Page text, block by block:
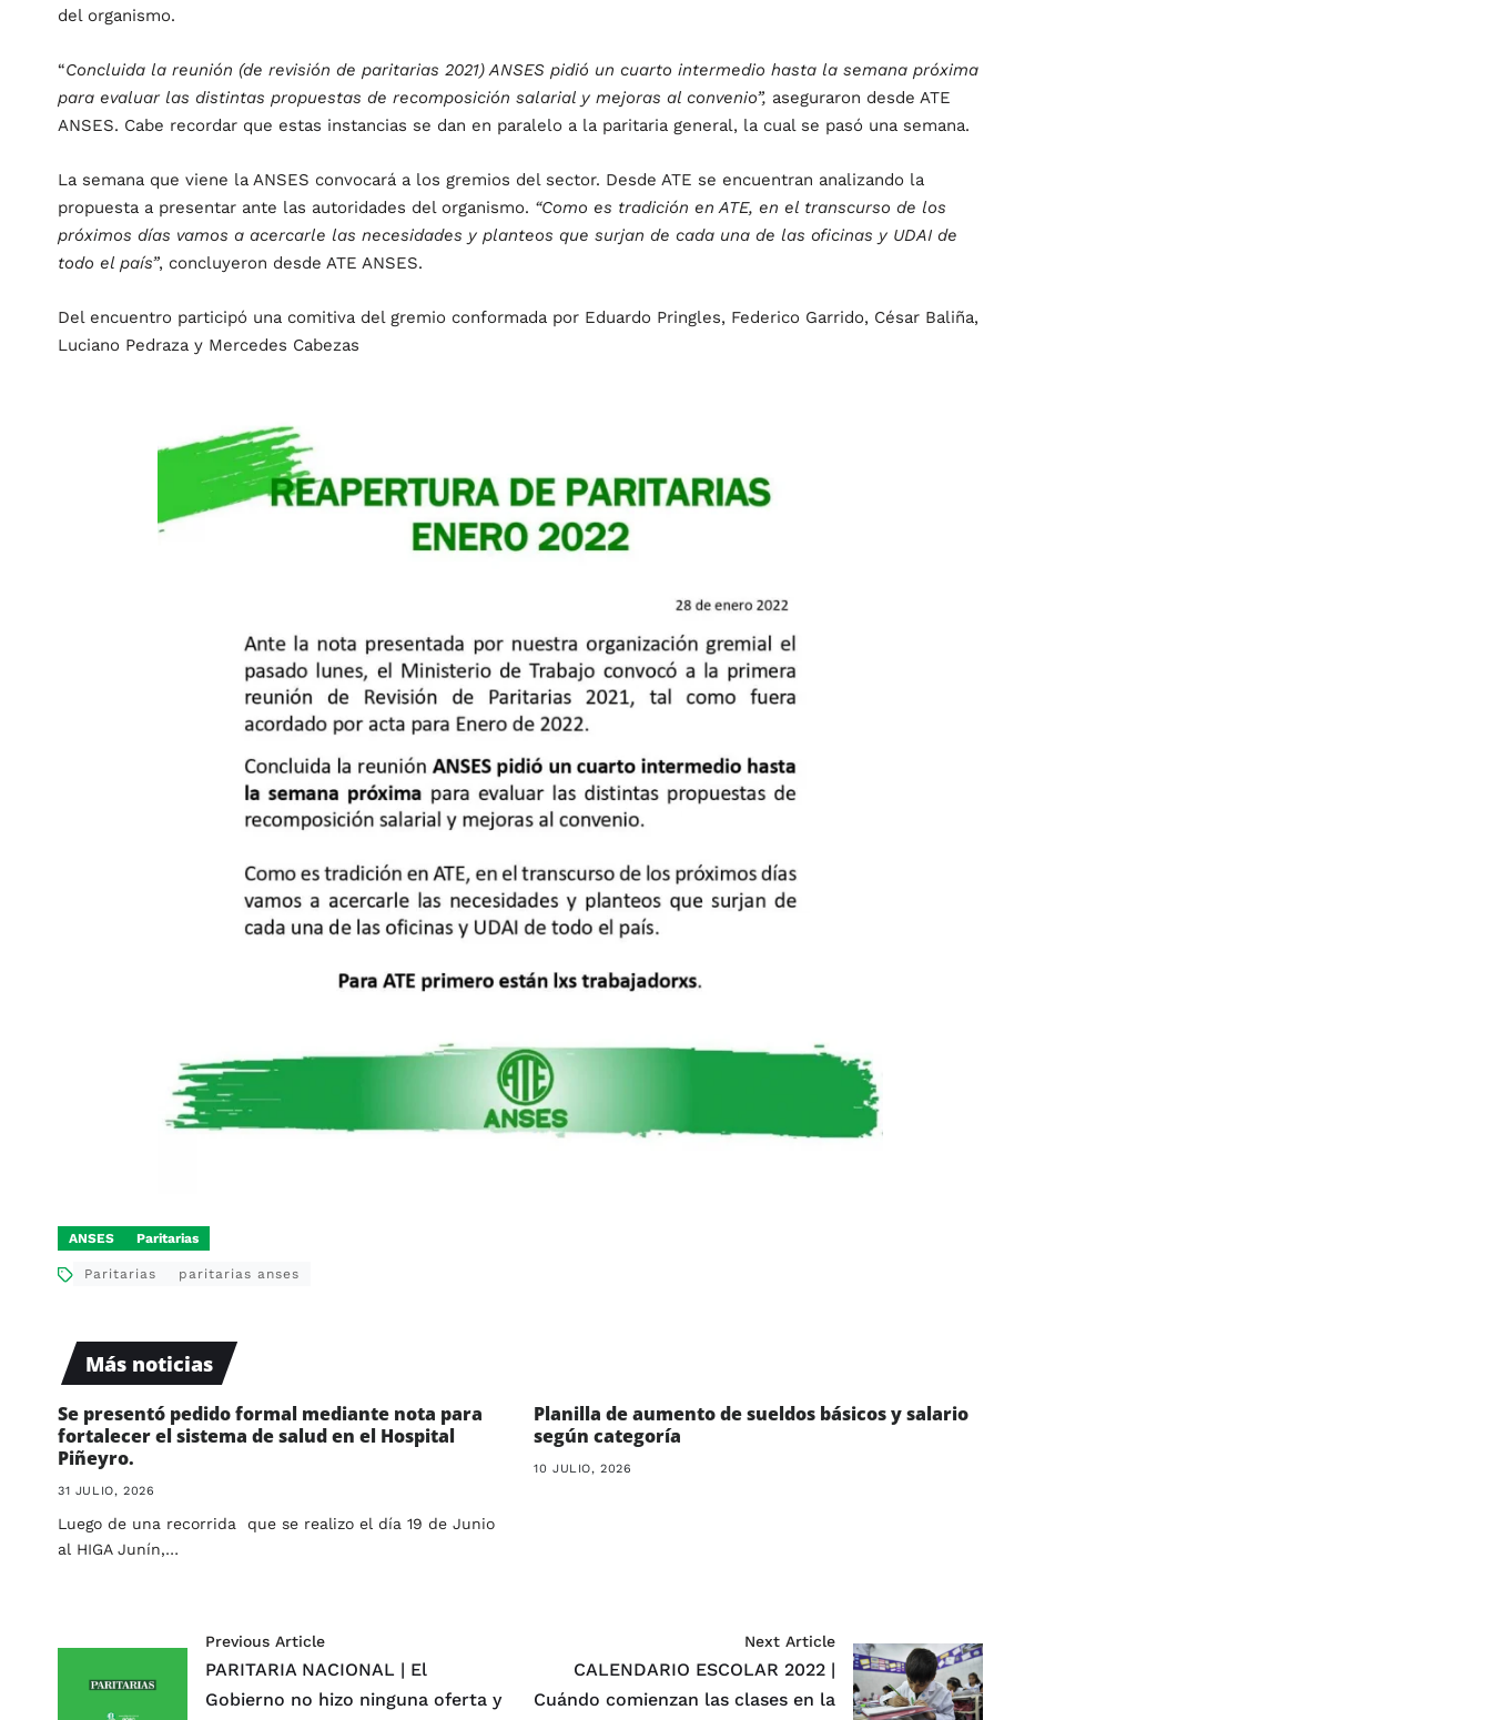
del organismo.
“Concluida la reunión (de revisión de paritarias 2021) ANSES pidió un cuarto intermedio hasta la semana próxima
para evaluar las distintas propuestas de recomposición salarial y mejoras al convenio”, aseguraron desde ATE
ANSES. Cabe recordar que estas instancias se dan en paralelo a la paritaria general, la cual se pasó una semana.
La semana que viene la ANSES convocará a los gremios del sector. Desde ATE se encuentran analizando la
propuesta a presentar ante las autoridades del organismo. “Como es tradición en ATE, en el transcurso de los
próximos días vamos a acercarle las necesidades y planteos que surjan de cada una de las oficinas y UDAI de
todo el país”, concluyeron desde ATE ANSES.
Del encuentro participó una comitiva del gremio conformada por Eduardo Pringles, Federico Garrido, César Baliña,
Luciano Pedraza y Mercedes Cabezas
ANSES Paritarias
Paritarias paritarias anses
Más noticias
Se presentó pedido formal mediante nota para
fortalecer el sistema de salud en el Hospital
Piñeyro.
31 JULIO, 2026
Luego de una recorrida que se realizo el día 19 de Junio
al HIGA Junín,…
Planilla de aumento de sueldos básicos y salario
según categoría
10 JULIO, 2026
Previous Article
PARITARIA NACIONAL | El
Gobierno no hizo ninguna oferta y
Next Article
CALENDARIO ESCOLAR 2022 |
Cuándo comienzan las clases en la